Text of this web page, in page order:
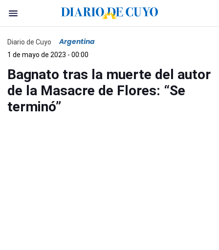
Diario de Cuyo Argentina
1 de mayo de 2023 - 00:00
Bagnato tras la muerte del autor
de la Masacre de Flores: “Se
terminó”